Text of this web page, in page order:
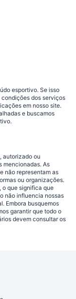
esportivo. Se isso
dos serviços
em nosso site.
e buscamos
autorizado ou
mencionadas. As
não representam as
ou organizações.
o que significa que
não influencia nossas
Embora busquemos
garantir que todo o
devem consultar os